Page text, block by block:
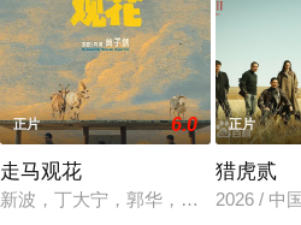
正片 6.0
走马观花
新波，丁大宁，郭华，程一木他们毕
正片
猎虎贰
2026 / 中